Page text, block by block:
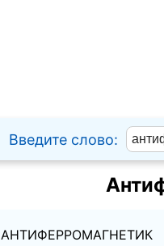
Введите слово:
АНТИФЕРРОМАГНЕТИК